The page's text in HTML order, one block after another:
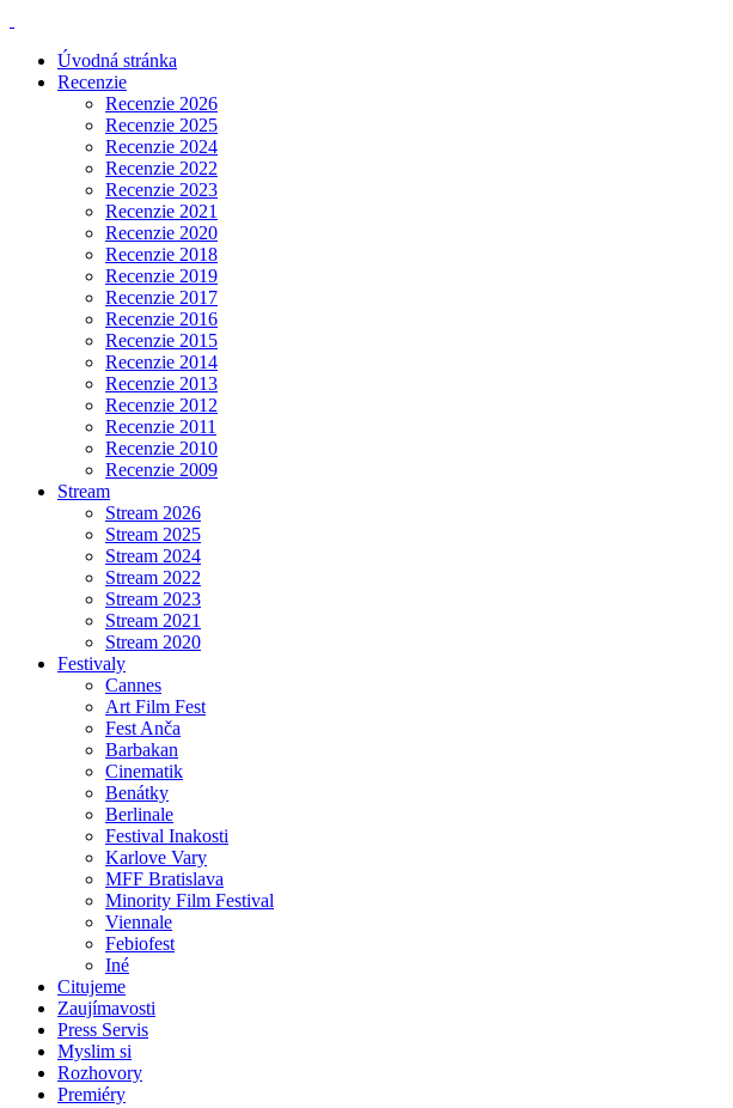
Úvodná stránka
Recenzie
Recenzie 2026
Recenzie 2025
Recenzie 2024
Recenzie 2022
Recenzie 2023
Recenzie 2021
Recenzie 2020
Recenzie 2018
Recenzie 2019
Recenzie 2017
Recenzie 2016
Recenzie 2015
Recenzie 2014
Recenzie 2013
Recenzie 2012
Recenzie 2011
Recenzie 2010
Recenzie 2009
Stream
Stream 2026
Stream 2025
Stream 2024
Stream 2022
Stream 2023
Stream 2021
Stream 2020
Festivaly
Cannes
Art Film Fest
Fest Anča
Barbakan
Cinematik
Benátky
Berlinale
Festival Inakosti
Karlove Vary
MFF Bratislava
Minority Film Festival
Viennale
Febiofest
Iné
Citujeme
Zaujímavosti
Press Servis
Myslim si
Rozhovory
Premiéry